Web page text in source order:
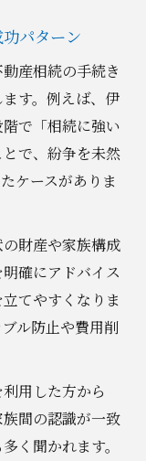
パターン
産相続の手続き
す。例えば、伊
で「相続に強い
で、紛争を未然
ケースがありま
財産や家族構成
確にアドバイス
てやすくなりま
ル防止や費用削
用した方から
間の認識が一致
く聞かれます。